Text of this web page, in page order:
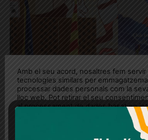
Amb el seu acord, nosaltres fem
tecnologies similars per
processar dades personals com la
lloc web. Pot retirar el seu
al processament de dades basat en
legítims en qualsevol moment fent
cookies" o a la nostra Política de
lloc web. Si cliques "acceptar" dones